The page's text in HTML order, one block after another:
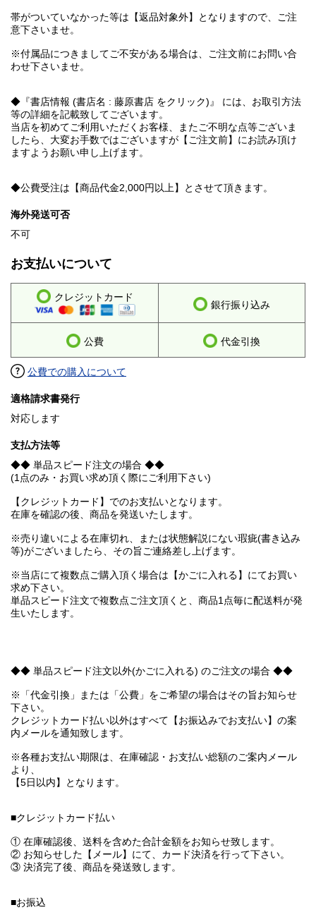
帯がついていなかった等は【返品対象外】となりますので、ご注
意下さいませ。
※付属品につきましてご不安がある場合は、ご注文前にお問い合
わせ下さいませ。
◆『書店情報 (書店名 : 藤原書店 をクリック)』 には、お取引方法
等の詳細を記載致してございます。
当店を初めてご利用いただくお客様、またご不明な点等ございま
したら、大変お手数ではございますが【ご注文前】にお読み頂け
ますようお願い申し上げます。
◆公費受注は【商品代金2,000円以上】とさせて頂きます。
海外発送可否
不可
お支払いについて
クレジットカード
銀行振り込み
公費 代金引換
公費での購入について
適格請求書発行
対応します
支払方法等
◆◆ 単品スピード注文の場合 ◆◆
(1点のみ・お買い求め頂く際にご利用下さい)
【クレジットカード】でのお支払いとなります。
在庫を確認の後、商品を発送いたします。
※売り違いによる在庫切れ、または状態解説にない瑕疵(書き込み
等)がございましたら、その旨ご連絡差し上げます。
※当店にて複数点ご購入頂く場合は【かごに入れる】にてお買い
求め下さい。
単品スピード注文で複数点ご注文頂くと、商品1点毎に配送料が発
生いたします。
◆◆ 単品スピード注文以外(かごに入れる) のご注文の場合 ◆◆
※「代金引換」または「公費」をご希望の場合はその旨お知らせ
下さい。
クレジットカード払い以外はすべて【お振込みでお支払い】の案
内メールを通知致します。
※各種お支払い期限は、在庫確認・お支払い総額のご案内メール
より、
【5日以内】となります。
■クレジットカード払い
① 在庫確認後、送料を含めた合計金額をお知らせ致します。
② お知らせした【メール】にて、カード決済を行って下さい。
③ 決済完了後、商品を発送致します。
■お振込